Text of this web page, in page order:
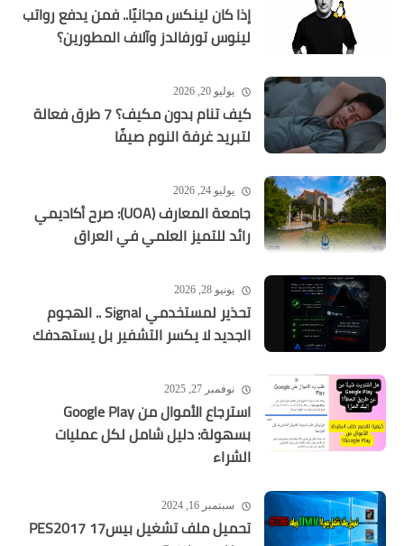
إذا كان لينكس مجانيًا.. فمن يدفع رواتب
لينوس تورفالدز وآلاف المطورين؟
يوليو 20, 2026
كيف تنام بدون مكيف؟ 7 طرق فعالة
لتبريد غرفة النوم صيفًا
يوليو 24, 2026
جامعة المعارف (UOA): صرح أكاديمي
رائد للتميز العلمي في العراق
يونيو 28, 2026
تحذير لمستخدمي Signal .. الهجوم
الجديد لا يكسر التشفير بل يستهدفك
نوفمبر 27, 2025
استرجاع الأموال من Google Play
بسهولة: دليل شامل لكل عمليات
الشراء
سبتمبر 16, 2024
تحميل ملف تشغيل بيس17 PES2017